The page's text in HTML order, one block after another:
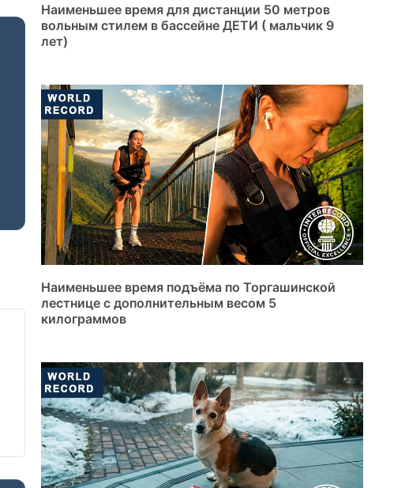
Наименьшее время для дистанции 50 метров
вольным стилем в бассейне ДЕТИ ( мальчик 9
лет)
Наименьшее время подъёма по Торгашинской
лестнице с дополнительным весом 5
килограммов